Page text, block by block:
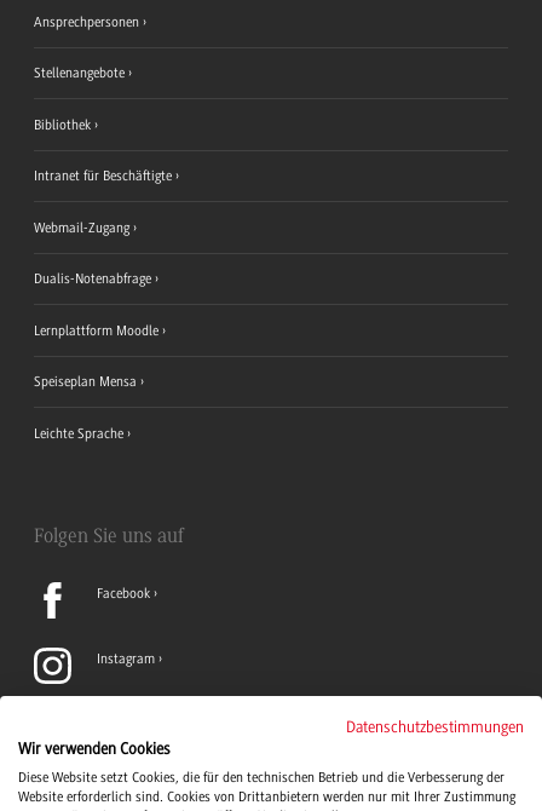
Ansprechpersonen
Stellenangebote
Bibliothek
Intranet für Beschäftigte
Webmail-Zugang
Dualis-Notenabfrage
Lernplattform Moodle
Speiseplan Mensa
Leichte Sprache
Folgen Sie uns auf
Facebook
Instagram
TikTok
Datenschutzbestimmungen
Wir verwenden Cookies
Diese Website setzt Cookies, die für den technischen Betrieb und die Verbesserung der
Website erforderlich sind. Cookies von Drittanbietern werden nur mit Ihrer Zustimmung